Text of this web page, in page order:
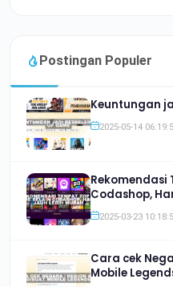
Postingan Populer
Keuntungan
2025-05-14
Rekomendasi
Codashop,
2025-03-23
Cara cek
Mobile